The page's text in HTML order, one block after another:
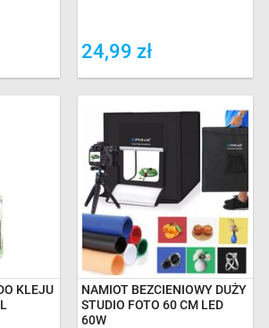
24,99 zł
KLEJU
NAMIOT BEZCIENIOWY DUŻY
STUDIO FOTO 60 CM LED
60W